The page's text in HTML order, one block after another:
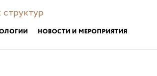
НОВОСТИ И МЕРОПРИЯТИЯ